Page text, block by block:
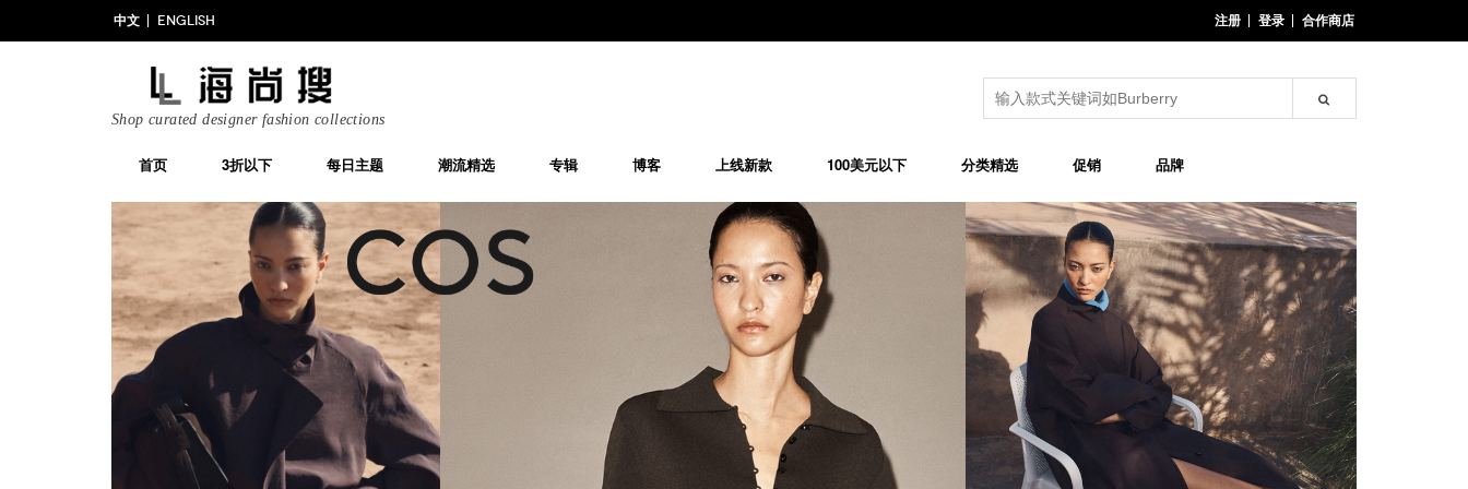
中文 ENGLISH 注册 登录 合作商店
Shop curated designer fashion collections
首页 3折以下 每日主题 潮流精选 专辑 博客 上线新款 100美元以下 分类精选 促销 品牌